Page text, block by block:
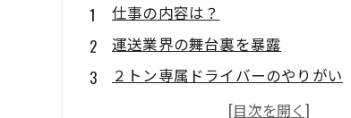
仕事の内容は？
運送業界の舞台裏を暴露
２トン専属ドライバーのやりがい
対応するべき危険性とは